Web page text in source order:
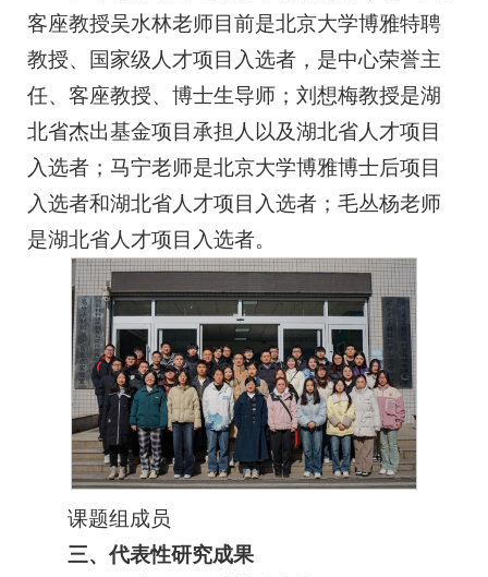
客座教授吴水林老师目前是北京大学博雅特聘
教授、国家级人才项目入选者，是中心荣誉主
任、客座教授、博士生导师；刘想梅教授是湖
北省杰出基金项目承担人以及湖北省人才项目
入选者；马宁老师是北京大学博雅博士后项目
入选者和湖北省人才项目入选者；毛丛杨老师
是湖北省人才项目入选者。
课题组成员
三、代表性研究成果